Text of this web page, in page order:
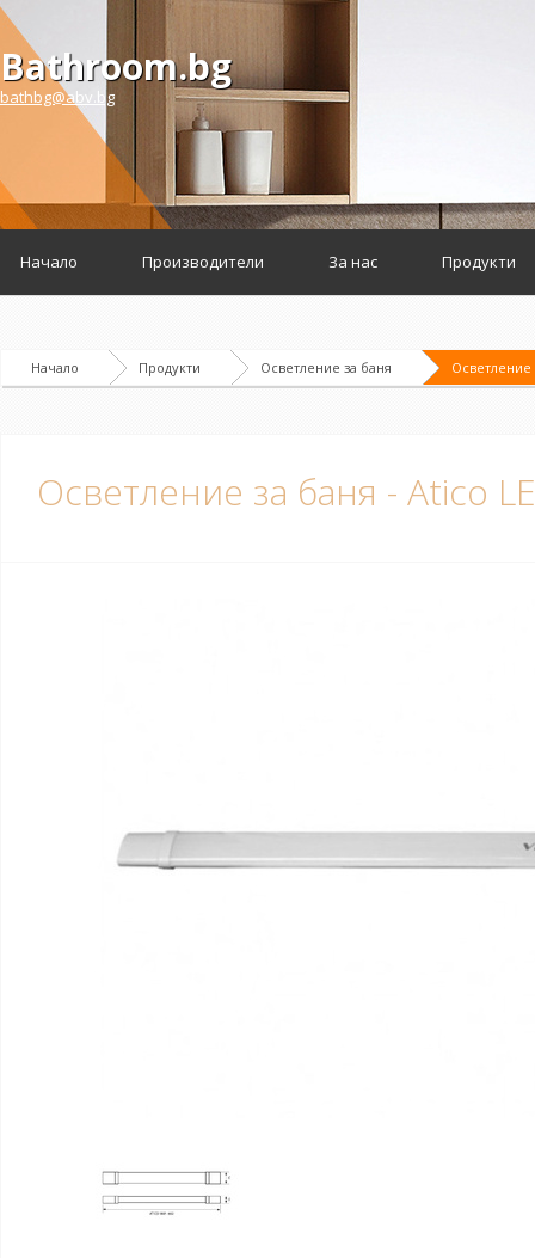
Bathroom.bg
bathbg@abv.bg
Начало Производители За нас Продукти
Начало Продукти Осветление за баня Осветление
Осветление за баня - Atico